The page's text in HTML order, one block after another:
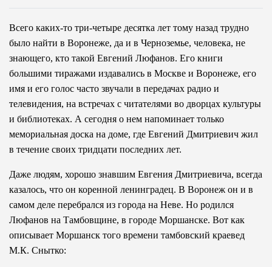
Всего каких-то три-четыре десятка лет тому назад трудно
было найти в Воронеже, да и в Черноземье, человека, не
знающего, кто такой Евгений Люфанов. Его книги
большими тиражами издавались в Москве и Воронеже, его
имя и его голос часто звучали в передачах радио и
телевидения, на встречах с читателями во дворцах культуры
и библиотеках. А сегодня о нем напоминает только
мемориальная доска на доме, где Евгений Дмитриевич жил
в течение своих тридцати последних лет.
Даже людям, хорошо знавшим Евгения Дмитриевича, всегда
казалось, что он коренной ленинградец. В Воронеж он и в
самом деле перебрался из города на Неве. Но родился
Люфанов на Тамбовщине, в городе Моршанске. Вот как
описывает Моршанск того времени тамбовский краевед
М.К. Снытко: